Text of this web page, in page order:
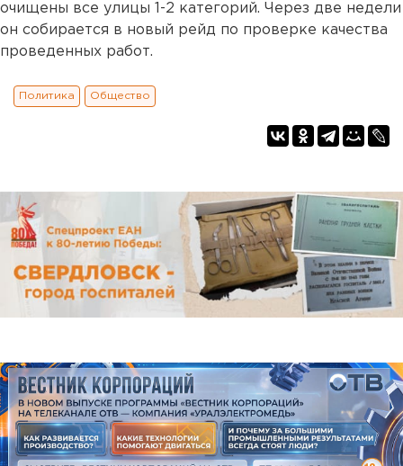
очищены все улицы 1-2 категорий. Через две недели
он собирается в новый рейд по проверке качества
проведенных работ.
Политика Общество